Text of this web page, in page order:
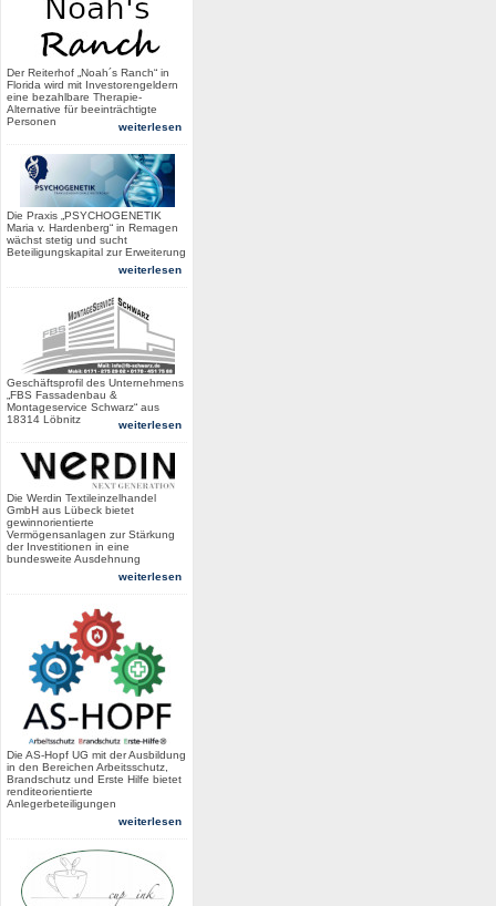
Der Reiterhof „Noah´s Ranch“ in
Florida wird mit Investorengeldern
eine bezahlbare Therapie-
Alternative für beeinträchtigte
Personen
weiterlesen
Die Praxis „PSYCHOGENETIK
Maria v. Hardenberg“ in Remagen
wächst stetig und sucht
Beteiligungskapital zur Erweiterung
weiterlesen
Geschäftsprofil des Unternehmens
„FBS Fassadenbau &
Montageservice Schwarz“ aus
18314 Löbnitz
weiterlesen
Die Werdin Textileinzelhandel
GmbH aus Lübeck bietet
gewinnorientierte
Vermögensanlagen zur Stärkung
der Investitionen in eine
bundesweite Ausdehnung
weiterlesen
Die AS-Hopf UG mit der Ausbildung
in den Bereichen Arbeitsschutz,
Brandschutz und Erste Hilfe bietet
renditeorientierte
Anlegerbeteiligungen
weiterlesen